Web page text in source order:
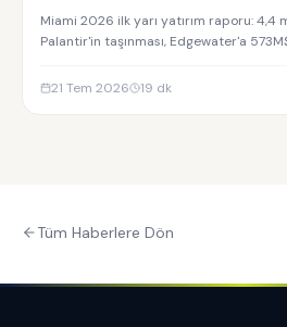
Miami 2026 ilk yarı yatırım raporu: 4,4
Palantir'in taşınması, Edgewater'a
21 Tem 2026
19 dk
Tüm Haberlere Dön